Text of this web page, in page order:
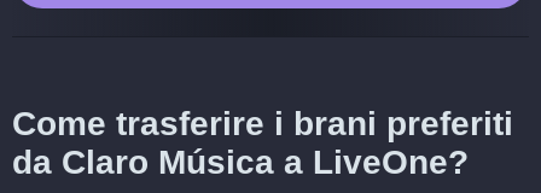
Come trasferire i brani preferiti
da Claro Música a LiveOne?